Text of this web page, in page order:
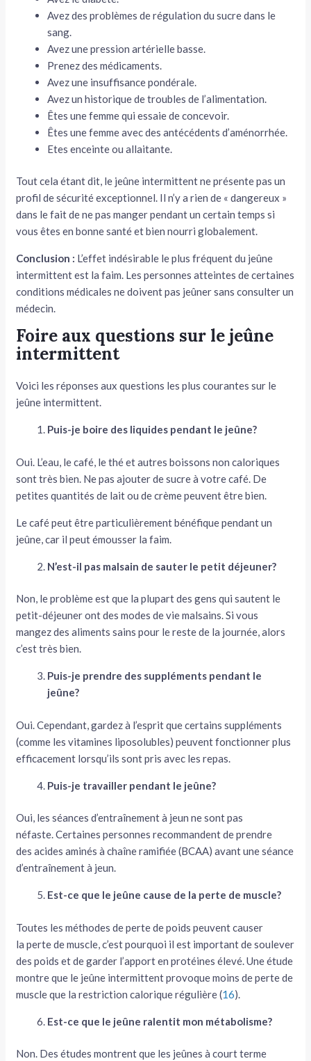
Avez des problèmes de régulation du sucre dans le
sang.
Avez une pression artérielle basse.
Prenez des médicaments.
Avez une insuffisance pondérale.
Avez un historique de troubles de l’alimentation.
Êtes une femme qui essaie de concevoir.
Êtes une femme avec des antécédents d’aménorrhée.
Etes enceinte ou allaitante.
Tout cela étant dit, le jeûne intermittent ne présente pas un
profil de sécurité exceptionnel. Il n’y a rien de « dangereux »
dans le fait de ne pas manger pendant un certain temps si
vous êtes en bonne santé et bien nourri globalement.
Conclusion : L’effet indésirable le plus fréquent du jeûne
intermittent est la faim. Les personnes atteintes de certaines
conditions médicales ne doivent pas jeûner sans consulter un
médecin.
Foire aux questions sur le jeûne
intermittent
Voici les réponses aux questions les plus courantes sur le
jeûne intermittent.
Puis-je boire des liquides pendant le jeûne?
Oui. L’eau, le café, le thé et autres boissons non caloriques
sont très bien. Ne pas ajouter de sucre à votre café. De
petites quantités de lait ou de crème peuvent être bien.
Le café peut être particulièrement bénéfique pendant un
jeûne, car il peut émousser la faim.
N’est-il pas malsain de sauter le petit déjeuner?
Non, le problème est que la plupart des gens qui sautent le
petit-déjeuner ont des modes de vie malsains. Si vous
mangez des aliments sains pour le reste de la journée, alors
c’est très bien.
Puis-je prendre des suppléments pendant le
jeûne?
Oui. Cependant, gardez à l’esprit que certains suppléments
(comme les vitamines liposolubles) peuvent fonctionner plus
efficacement lorsqu’ils sont pris avec les repas.
Puis-je travailler pendant le jeûne?
Oui, les séances d’entraînement à jeun ne sont pas
néfaste. Certaines personnes recommandent de prendre
des acides aminés à chaîne ramifiée (BCAA) avant une séance
d’entraînement à jeun.
Est-ce que le jeûne cause de la perte de muscle?
Toutes les méthodes de perte de poids peuvent causer
la perte de muscle, c’est pourquoi il est important de soulever
des poids et de garder l’apport en protéines élevé. Une étude
montre que le jeûne intermittent provoque moins de perte de
muscle que la restriction calorique régulière (16).
Est-ce que le jeûne ralentit mon métabolisme?
Non. Des études montrent que les jeûnes à court terme